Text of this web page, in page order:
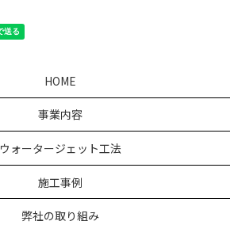
HOME
事業内容
ウォータージェット工法
施工事例
弊社の取り組み